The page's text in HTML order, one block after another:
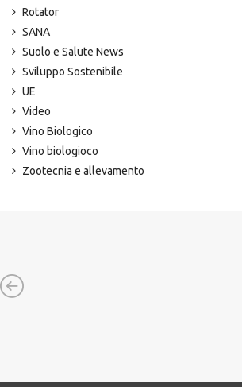
Rotator
SANA
Suolo e Salute News
Sviluppo Sostenibile
UE
Video
Vino Biologico
Vino biologioco
Zootecnia e allevamento